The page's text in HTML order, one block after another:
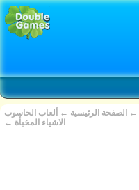
الصفحة الرئيسية ← ألعاب الحاسوب ←
← الاشياء المخبأة